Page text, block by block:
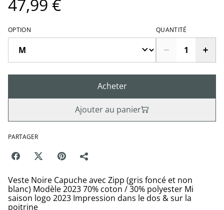
47,99 €
OPTION QUANTITÉ
Acheter
Ajouter au panier
PARTAGER
Veste Noire Capuche avec Zipp (gris foncé et non
blanc) Modèle 2023 70% coton / 30% polyester Mi
saison logo 2023 Impression dans le dos & sur la
poitrine